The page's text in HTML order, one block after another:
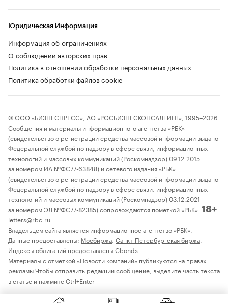
Юридическая Информация
Информация об ограничениях
О соблюдении авторских прав
Политика в отношении обработки персональных данных
Политика обработки файлов cookie
© ООО «БИЗНЕСПРЕСС», АО «РОСБИЗНЕСКОНСАЛТИНГ», 1995–2026.
Сообщения и материалы информационного агентства «РБК»
(свидетельство о регистрации средства массовой информации выдано
Федеральной службой по надзору в сфере связи, информационных
технологий и массовых коммуникаций (Роскомнадзор) 09.12.2015
за номером ИА №ФС77-63848) и сетевого издания «РБК»
(свидетельство о регистрации средства массовой информации выдано
Федеральной службой по надзору в сфере связи, информационных
технологий и массовых коммуникаций (Роскомнадзор) 03.12.2021
за номером ЭЛ №ФС77-82385) сопровождаются пометкой «РБК». 18+
letters@rbc.ru
Владельцем сайта является информационное агентство «РБК».
Данные предоставлены: Мосбиржа Санкт-Петербургская биржа
Индексы облигаций предоставлены Cbonds.
Материалы с отметкой «Новости компаний» публикуются на правах
рекламы Чтобы отправить редакции сообщение, выделите часть текста
в статье и нажмите Ctrl+Enter